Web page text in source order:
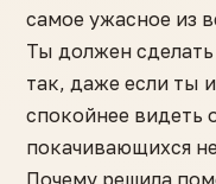
самое ужасное из
Ты должен
так, даже если ты
спокойнее видеть
покачивающихся
Почему решила